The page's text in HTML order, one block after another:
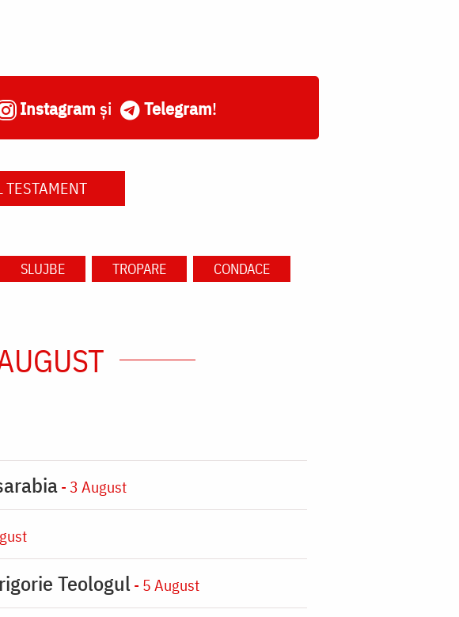
Instagram și Telegram!
TESTAMENT
SLUJBE TROPARE CONDACE
- 3 August
Teologul - 5 August